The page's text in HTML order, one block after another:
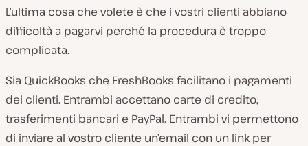
L’ultima cosa che volete è che i vostri clienti abbiano
difficoltà a pagarvi perché la procedura è troppo
complicata.
Sia QuickBooks che FreshBooks facilitano i pagamenti
dei clienti. Entrambi accettano carte di credito,
trasferimenti bancari e PayPal. Entrambi vi permettono
di inviare al vostro cliente un’email con un link per